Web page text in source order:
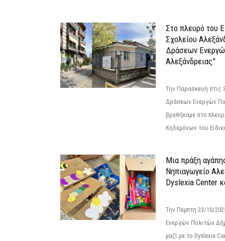
Στο πλευρό του
Σχολείου
Δράσεων
Αλεξάνδρειας”
Την Παρασκευή
Δράσεων Ενεργών
βρεθήκαμε στο
Κηδεμόνων του
Μια πράξη
Νηπιαγωγείο
Dyslexia Center
Την Πέμπτη 23/10/
Ενεργών Πολιτών
μαζί με το Dyslexia